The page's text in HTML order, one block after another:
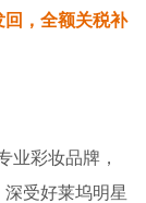
回，全额关税补
业彩妆品牌，
受好莱坞明星